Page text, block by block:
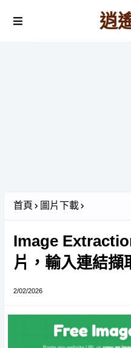
逍
首頁 圖片下載
Image
片，輸入連結擷
2/02/2026